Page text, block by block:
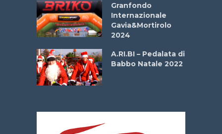
Granfondo
Internazionale
Gavia&Mortirolo
2024
A.RI.BI – Pedalata di
Babbo Natale 2022